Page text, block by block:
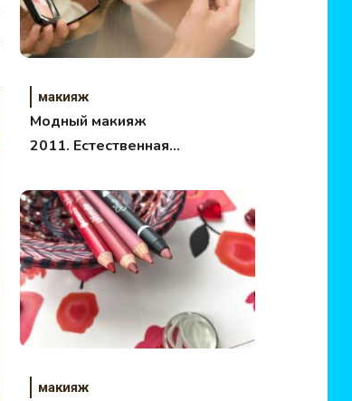
макияж
Модный макияж
2011. Естественная
макияж